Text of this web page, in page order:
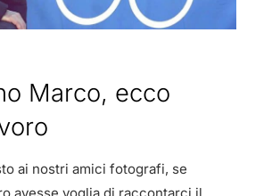
Marco, ecco
ai nostri amici fotografi, se
avesse voglia di raccontarci il